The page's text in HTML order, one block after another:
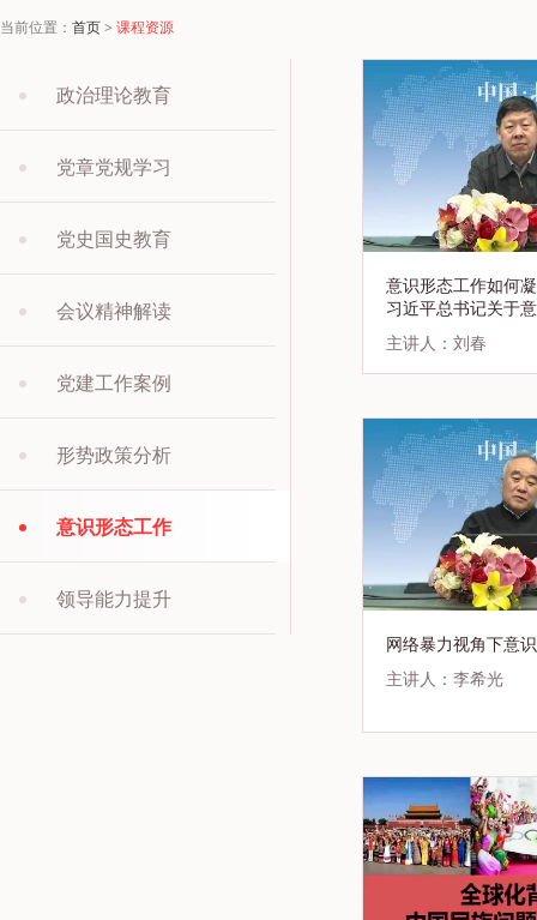
当前位置： 首页> 课程资源
政治理论教育
党章党规学习
党史国史教育
会议精神解读
党建工作案例
形势政策分析
意识形态工作
领导能力提升
意识形态工作如何
习近平总书记关于
讲话精神解读
主讲人：刘春
网络暴力视角下意
主讲人：李希光